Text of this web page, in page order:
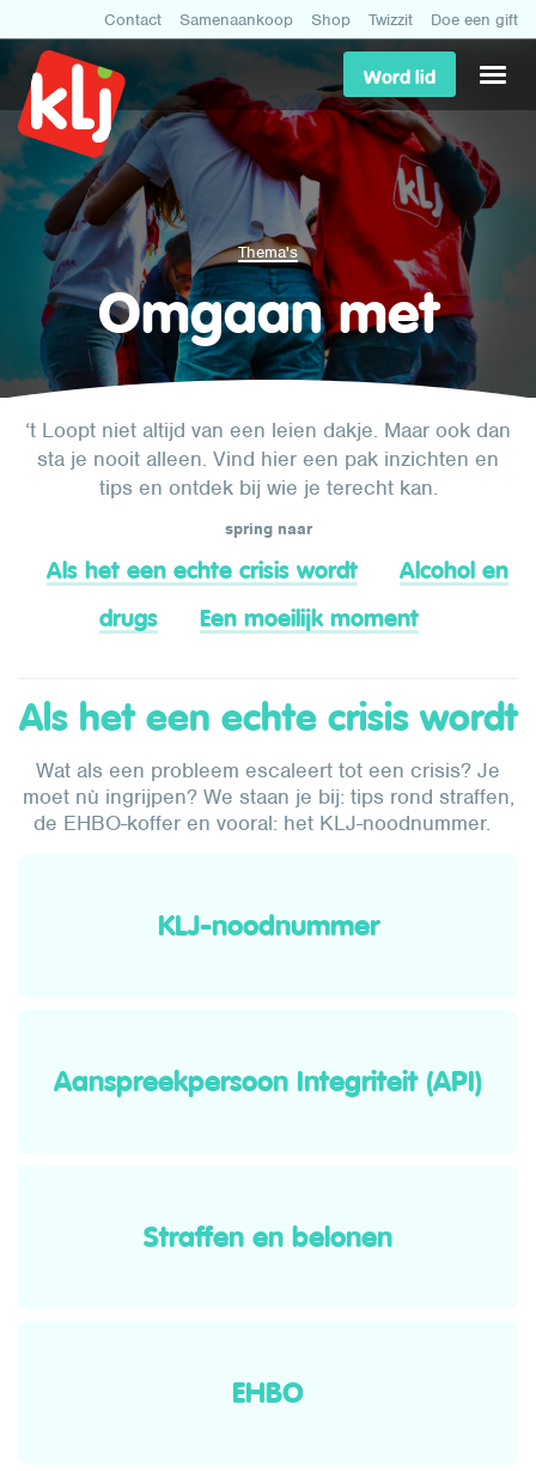
Contact Samenaankoop Shop Twizzit Doe een gift
Word lid
Thema's
Omgaan met
‘t Loopt niet altijd van een leien dakje. Maar ook dan
sta je nooit alleen. Vind hier een pak inzichten en
tips en ontdek bij wie je terecht kan.
spring naar
Als het een echte crisis wordt
Alcohol en
drugs
Een moeilijk moment
Als het een echte crisis wordt
Wat als een probleem escaleert tot een crisis? Je
moet nù ingrijpen? We staan je bij: tips rond straffen,
de EHBO-koffer en vooral: het KLJ-noodnummer.
KLJ-noodnummer
Aanspreekpersoon Integriteit (API)
Straffen en belonen
EHBO